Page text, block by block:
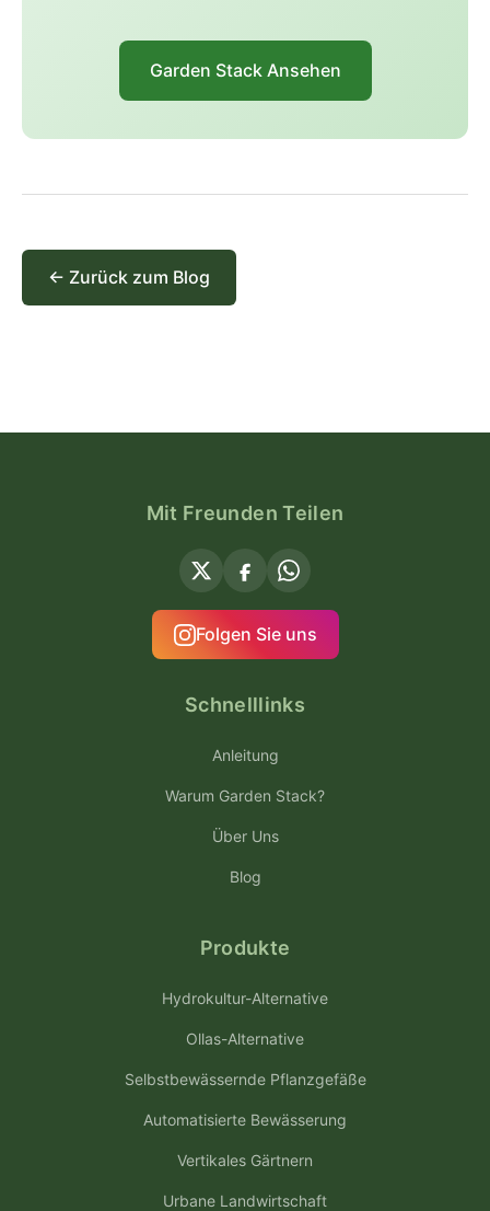
Garden Stack Ansehen
← Zurück zum Blog
Mit Freunden Teilen
Folgen Sie uns
Schnelllinks
Anleitung
Warum Garden Stack?
Über Uns
Blog
Produkte
Hydrokultur-Alternative
Ollas-Alternative
Selbstbewässernde Pflanzgefäße
Automatisierte Bewässerung
Vertikales Gärtnern
Urbane Landwirtschaft